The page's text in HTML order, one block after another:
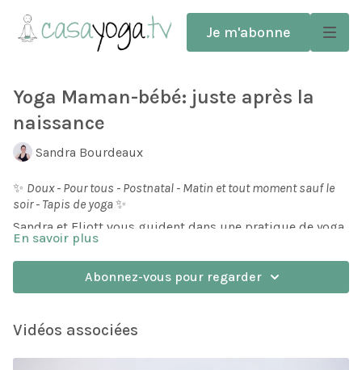
Je m'abonne
Yoga Maman-bébé: juste après la
naissance
Sandra Bourdeaux
✨ Doux - Pour tous - Postnatal - Matin et tout moment sauf le
soir - Tapis de yoga✨
Sandra et Eliott vous guident dans une pratique de yoga
maman-bébé prévue pour être pratiquée assez tôt,
même si vous n'avez pas commencé votre rééducation
des abdominaux et du périnée.
Après quelques instants rien que pour vous, pour
respirer et vous étirer, pratiquez avec votre bébé autour
Un vrai moment de complicité pour vous et votre bébé!
En savoir plus
Abonnez-vous pour regarder
Vidéos associées